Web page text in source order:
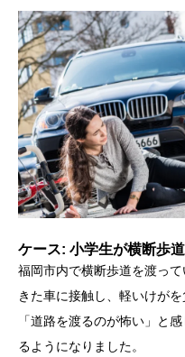
ケース: 小学生が横断歩
福岡市内で横断歩道を渡っ
きた車に接触し、軽いけが
「道路を渡るのが怖い」と
るようになりました。